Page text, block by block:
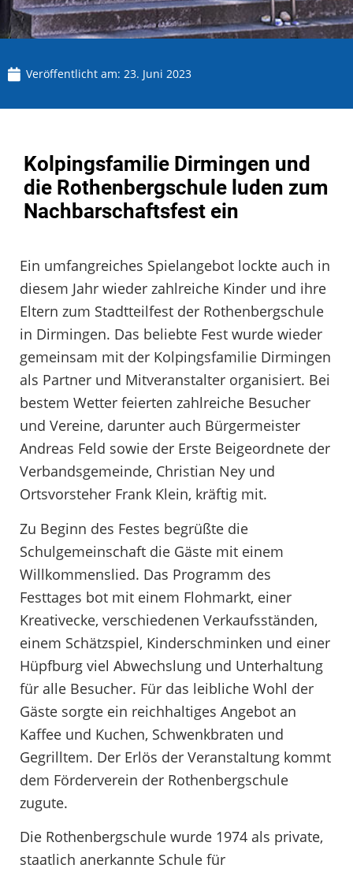
Veröffentlicht am: 23. Juni 2023
Kolpingsfamilie Dirmingen und
die Rothenbergschule luden zum
Nachbarschaftsfest ein
Ein umfangreiches Spielangebot lockte auch in
diesem Jahr wieder zahlreiche Kinder und ihre
Eltern zum Stadtteilfest der Rothenbergschule
in Dirmingen. Das beliebte Fest wurde wieder
gemeinsam mit der Kolpingsfamilie Dirmingen
als Partner und Mitveranstalter organisiert. Bei
bestem Wetter feierten zahlreiche Besucher
und Vereine, darunter auch Bürgermeister
Andreas Feld sowie der Erste Beigeordnete der
Verbandsgemeinde, Christian Ney und
Ortsvorsteher Frank Klein, kräftig mit.
Zu Beginn des Festes begrüßte die
Schulgemeinschaft die Gäste mit einem
Willkommenslied. Das Programm des
Festtages bot mit einem Flohmarkt, einer
Kreativecke, verschiedenen Verkaufsständen,
einem Schätzspiel, Kinderschminken und einer
Hüpfburg viel Abwechslung und Unterhaltung
für alle Besucher. Für das leibliche Wohl der
Gäste sorgte ein reichhaltiges Angebot an
Kaffee und Kuchen, Schwenkbraten und
Gegrilltem. Der Erlös der Veranstaltung kommt
dem Förderverein der Rothenbergschule
zugute.
Die Rothenbergschule wurde 1974 als private,
staatlich anerkannte Schule für